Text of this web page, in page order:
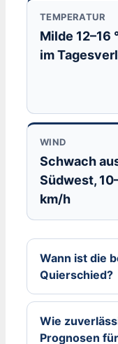
TEMPERATUR
Milde 12–16
im
WIND
Schwach
Südwest,
km/h
Wann ist die
Quierschied?
Wie
Prognosen